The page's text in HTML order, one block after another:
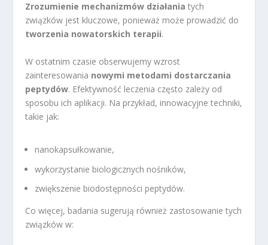
Zrozumienie mechanizmów działania tych
związków jest kluczowe, ponieważ może prowadzić do
tworzenia nowatorskich terapii.
W ostatnim czasie obserwujemy wzrost
zainteresowania nowymi metodami dostarczania
peptydów. Efektywność leczenia często zależy od
sposobu ich aplikacji. Na przykład, innowacyjne techniki,
takie jak:
nanokapsułkowanie,
wykorzystanie biologicznych nośników,
zwiększenie biodostępności peptydów.
Co więcej, badania sugerują również zastosowanie tych
związków w: